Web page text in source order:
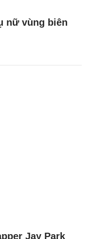
nữ vùng biên
Jay Park